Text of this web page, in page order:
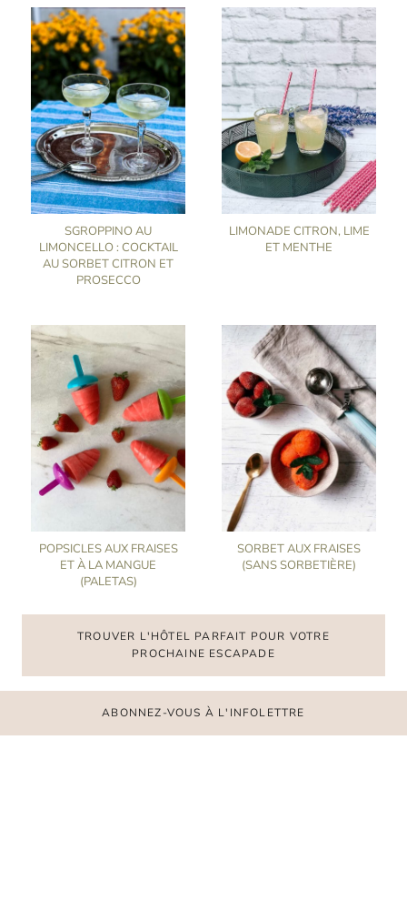
SGROPPINO AU
LIMONCELLO : COCKTAIL
AU SORBET CITRON ET
PROSECCO
LIMONADE CITRON, LIME
ET MENTHE
POPSICLES AUX FRAISES
ET À LA MANGUE
(PALETAS)
SORBET AUX FRAISES
(SANS SORBETIÈRE)
TROUVER L'HÔTEL PARFAIT POUR VOTRE
PROCHAINE ESCAPADE
ABONNEZ-VOUS À L'INFOLETTRE